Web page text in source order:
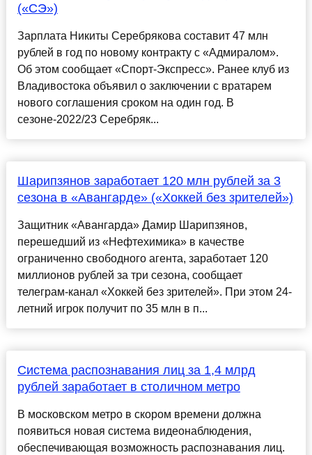
(«СЭ»)
Зарплата Никиты Серебрякова составит 47 млн
рублей в год по новому контракту с «Адмиралом».
Об этом сообщает «Спорт-Экспресс». Ранее клуб из
Владивостока объявил о заключении с вратарем
нового соглашения сроком на один год. В
сезоне-2022/23 Серебряк...
Шарипзянов заработает 120 млн рублей за 3
сезона в «Авангарде» («Хоккей без зрителей»)
Защитник «Авангарда» Дамир Шарипзянов,
перешедший из «Нефтехимика» в качестве
ограниченно свободного агента, заработает 120
миллионов рублей за три сезона, сообщает
телеграм-канал «Хоккей без зрителей». При этом 24-
летний игрок получит по 35 млн в п...
Система распознавания лиц за 1,4 млрд
рублей заработает в столичном метро
В московском метро в скором времени должна
появиться новая система видеонаблюдения,
обеспечивающая возможность распознавания лиц.